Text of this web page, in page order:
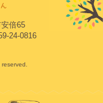
倍65
24-0816